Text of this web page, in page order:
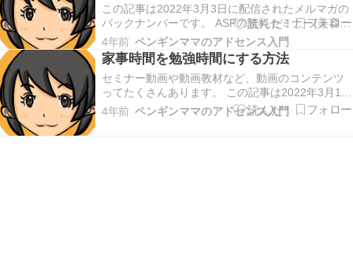
この記事は2022年3月3日に配信されたメルマガの
バックナンバーです。 ASPの無料セミナー(美容グ
ッズセミナー)に参加したよ 先週の金曜日にASPの
セミナーに参加しました。 コロナになる前は都内
の会場まで足を運ばないと セミナーに参加するこ
とが出来なかったので 子供がちょうど…
4年前 ペンギンママのアドセンス入門
家事時間を勉強時間にする方法
セミナー動画や動画教材など、動画のコンテンツ
ってたくさんあります。 この記事は2022年3月1日
に配信されたメルマガのバックナンバーです。 私
が動画コンテンツをどのように 見ているのか紹介
4年前 ペンギンママのアドセンス入門